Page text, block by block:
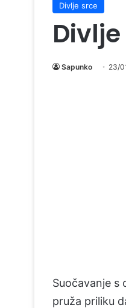
Divlje srce
Sapunko 23/
Suočavanje s
pruža priliku